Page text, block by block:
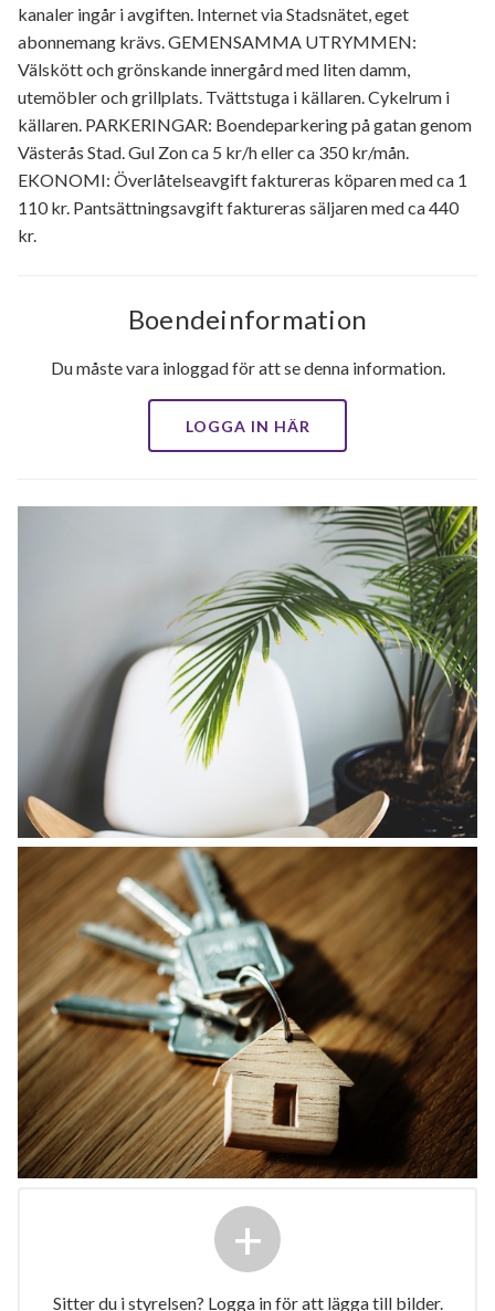
kanaler ingår i avgiften. Internet via Stadsnätet, eget
abonnemang krävs. GEMENSAMMA UTRYMMEN:
Välskött och grönskande innergård med liten damm,
utemöbler och grillplats. Tvättstuga i källaren. Cykelrum i
källaren. PARKERINGAR: Boendeparkering på gatan genom
Västerås Stad. Gul Zon ca 5 kr/h eller ca 350 kr/mån.
EKONOMI: Överlåtelseavgift faktureras köparen med ca 1
110 kr. Pantsättningsavgift faktureras säljaren med ca 440
kr.
Boendeinformation
Du måste vara inloggad för att se denna information.
LOGGA IN HÄR
+
Sitter du i styrelsen? Logga in för att lägga till bilder.